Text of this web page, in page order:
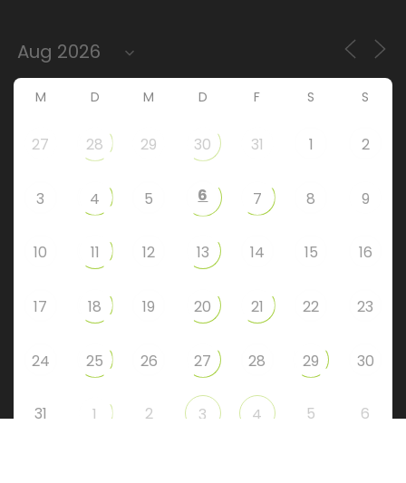
M D M D F S S
27 28 29 30 31 1 2
3 4 5 6 7 8 9
10 11 12 13 14 15 16
17 18 19 20 21 22 23
24 25 26 27 28 29 30
31 1 2 3 4 5 6